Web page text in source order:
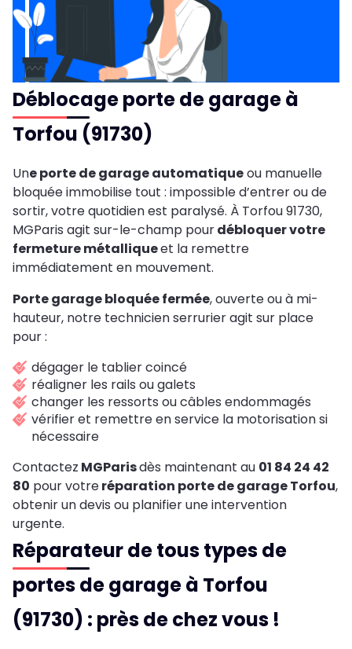
Déblocage porte de garage à
Torfou (91730)
Une porte de garage automatiqueou manuelle
bloquée immobilise tout : impossible d’entrer ou de
sortir, votre quotidien est paralysé. À Torfou 91730,
MGParis agit sur-le-champ pourdébloquer votre
fermeture métalliqueet la remettre
immédiatement en mouvement.
Porte garage bloquée fermée, ouverte ou à mi-
hauteur, notre technicien serrurier agit sur place
pour :
dégager le tablier coincé
réaligner les rails ou galets
changer les ressorts ou câbles endommagés
vérifier et remettre en service la motorisation si
nécessaire
Contactez MGParisdès maintenant au 01 84 24 42
80 pour votreréparation porte de garageTorfou,
obtenir un devis ou planifier une intervention
urgente.
Réparateur de tous types de
portes de garage à Torfou
(91730) : près de chez vous !